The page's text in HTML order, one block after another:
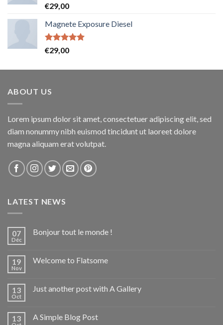
Note5.00
sur 5
€29,00
Magnete Exposure Diesel
Note5.00
sur 5
€29,00
ABOUT US
Lorem ipsum dolor sit amet, consectetuer adipiscing elit, sed
diam nonummy nibh euismod tincidunt ut laoreet dolore
magna aliquam erat volutpat.
LATEST NEWS
07
Déc
Bonjour tout le monde !
19
Nov
Welcome to Flatsome
13
Oct
Just another post with A Gallery
13 A Simple Blog Post